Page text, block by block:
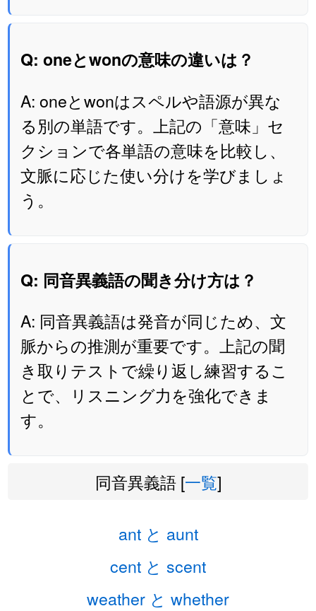
Q: oneとwonの意味の違いは？
A: oneとwonはスペルや語源が異な
る別の単語です。上記の「意味」セ
クションで各単語の意味を比較し、
文脈に応じた使い分けを学びましょ
う。
Q: 同音異義語の聞き分け方は？
A: 同音異義語は発音が同じため、文
脈からの推測が重要です。上記の聞
き取りテストで繰り返し練習するこ
とで、リスニング力を強化できま
す。
同音異義語 [一覧]
ant と aunt
cent と scent
weather と whether